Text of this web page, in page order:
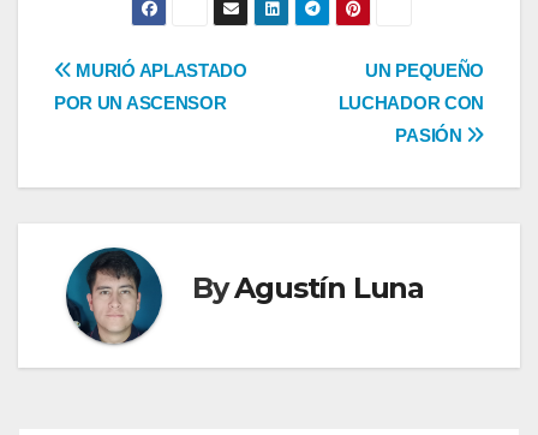
Navegación
entradas
UN PEQUEÑO
LUCHADOR CON
PASIÓN
MURIÓ APLASTADO
POR UN ASCENSOR
ByAgustín Luna